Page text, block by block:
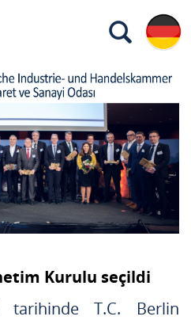
Kurulu seçildi
tarihinde T.C. Berlin